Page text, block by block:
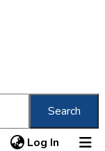
Search
Log In (current)